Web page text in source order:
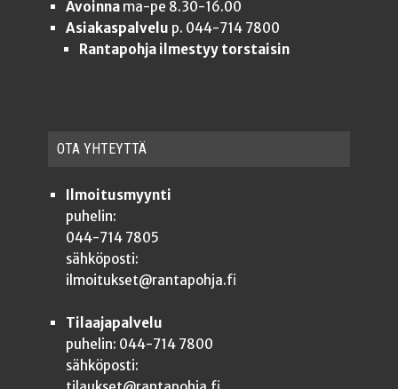
Avoinnama-pe 8.30-16.00
Asiakaspalvelu p. 044-714 7800
Rantapohja ilmestyy torstaisin
OTA YHTEYT­TÄ
Ilmoitusmyynti
puhelin:
044-714 7805
sähköposti:
ilmoitukset@rantapohja.fi
Tilaajapalvelu
puhelin: 044-714 7800
sähköposti: